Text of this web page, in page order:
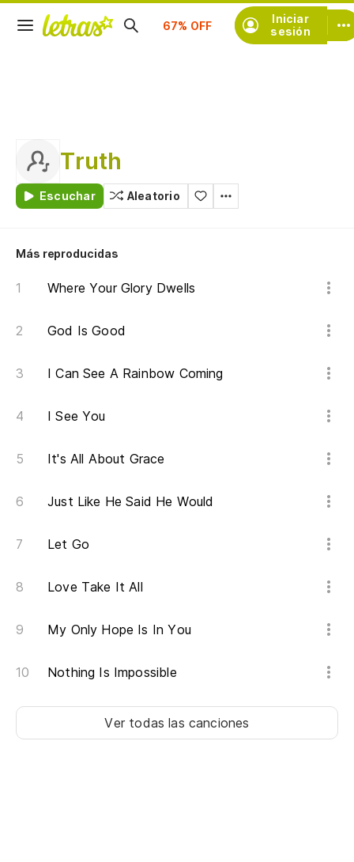
Iniciar
sesión
Suscríbete
Truth
Escuchar Aleatorio
Más reproducidas
Where Your Glory Dwells
God Is Good
I Can See A Rainbow Coming
I See You
It's All About Grace
Just Like He Said He Would
Let Go
Love Take It All
My Only Hope Is In You
Nothing Is Impossible
Ver todas las canciones